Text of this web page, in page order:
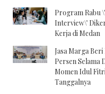
Program Rabu
Interview\'
Kerja di Medan
Jasa Marga
Persen Selama
Momen Idul
Tanggalnya